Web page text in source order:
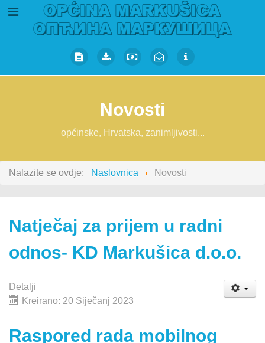
Novosti
općinske, Hrvatska, zanimljivosti...
Nalazite se ovdje: Naslovnica Novosti
Natječaj za prijem u radni
odnos- KD Markušica d.o.o.
Detalji
Kreirano: 20 Siječanj 2023
Raspored rada mobilnog